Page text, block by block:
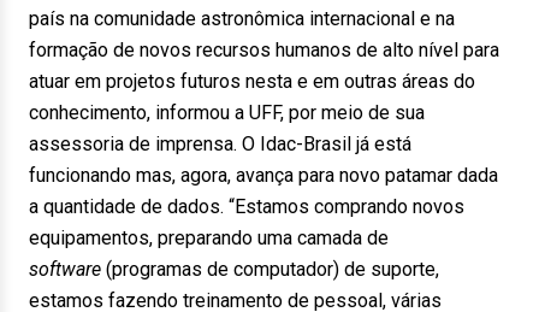
país na comunidade astronômica internacional e na
formação de novos recursos humanos de alto nível para
atuar em projetos futuros nesta e em outras áreas do
conhecimento, informou a UFF, por meio de sua
assessoria de imprensa. O Idac-Brasil já está
funcionando mas, agora, avança para novo patamar dada
a quantidade de dados. “Estamos comprando novos
equipamentos, preparando uma camada de
software (programas de computador) de suporte,
estamos fazendo treinamento de pessoal, várias